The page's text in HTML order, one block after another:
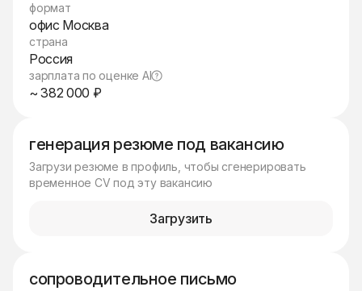
генерация резюме под вакансию
Загрузи резюме в профиль, чтобы сгенерировать
временное CV под эту вакансию
Загрузить
сопроводительное письмо
формат
офис Москва
страна
Россия
зарплата по оценке AI
~ 382 000 ₽